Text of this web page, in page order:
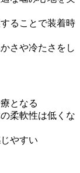
ることで装着時
さや冷たさをし
となる
柔軟性は低くな
やすい